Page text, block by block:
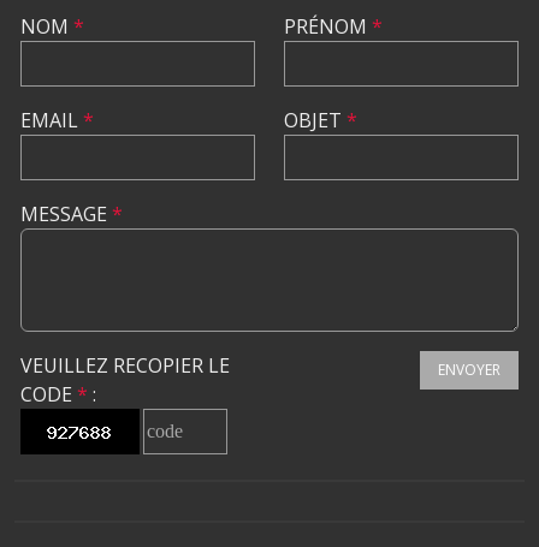
NOM *
EMAIL*
PRÉNOM *
OBJET *
MESSAGE *
VEUILLEZ RECOPIER LE
CODE * :
ENVOYER